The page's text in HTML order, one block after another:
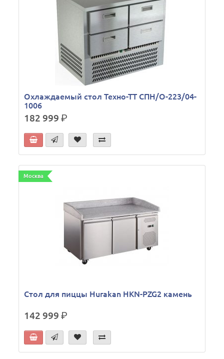
Охлаждаемый стол Техно-ТТ СПН/О-223/04-
1006
182 999р.
Москва
Стол для пиццы Hurakan HKN-PZG2 камень
142 999р.